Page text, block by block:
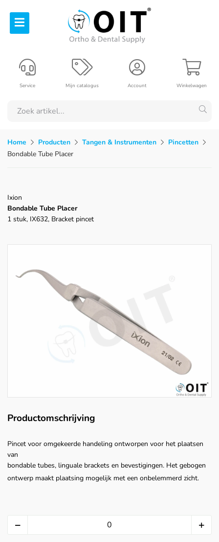
Winkelwagen
Account
Mijn catalogus
Service
Home Producten Tangen & Instrumenten
Pincetten
Bondable Tube Placer
Ixion
Bondable Tube Placer
1 stuk, IX632, Bracket pincet
Productomschrijving
Pincet voor omgekeerde handeling ontworpen voor het plaatsen
van
bondable tubes, linguale brackets en bevestigingen. Het gebogen
ontwerp maakt plaatsing mogelijk met een onbelemmerd zicht.